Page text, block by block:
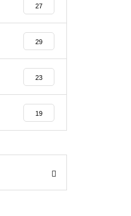
27
29
23
19